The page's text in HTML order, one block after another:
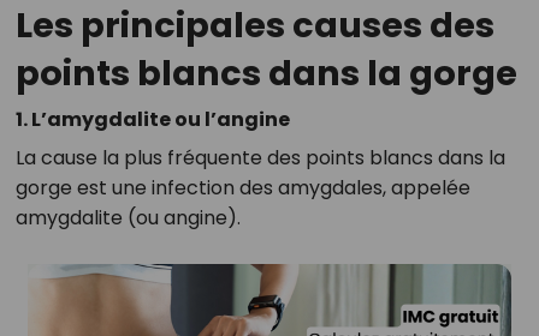
Les principales causes des
points blancs dans la gorge
1. L’amygdalite ou l’angine
La cause la plus fréquente des points blancs dans la
gorge est une infection des amygdales, appelée
amygdalite (ou angine).